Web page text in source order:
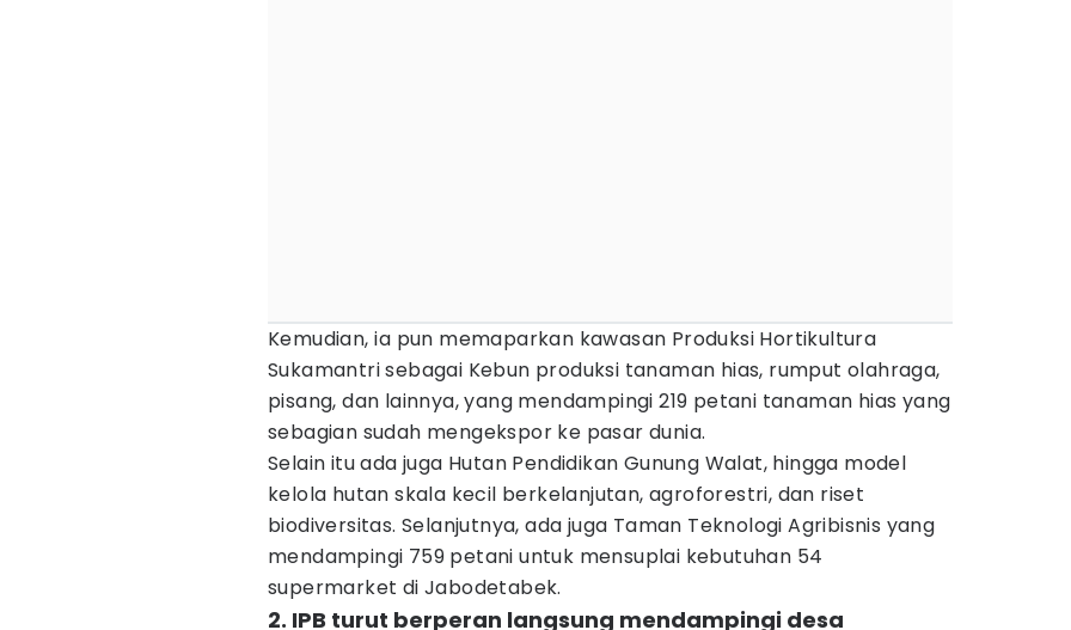
Kemudian, ⁠ia pun memaparkan kawasan Produksi Hortikultura
Sukamantri sebagai Kebun produksi tanaman hias, rumput olahraga,
pisang, dan lainnya, yang mendampingi 219 petani tanaman hias yang
sebagian sudah mengekspor ke pasar dunia.
Selain itu ada juga Hutan Pendidikan Gunung Walat, hingga model
kelola hutan skala kecil berkelanjutan, agroforestri, dan riset
biodiversitas. Selanjutnya, ada juga Taman Teknologi Agribisnis yang
mendampingi 759 petani untuk mensuplai kebutuhan 54
supermarket di Jabodetabek.
2. IPB turut berperan langsung mendampingi desa